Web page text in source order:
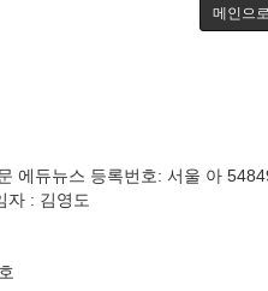
메인으로
에듀뉴스 등록번호: 서울 아
자 : 김영도